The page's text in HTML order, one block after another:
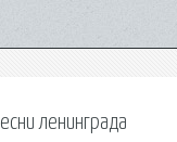
ленинграда